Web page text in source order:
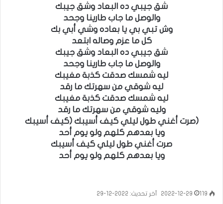
شق جيبي ده البعاد وشق جيبك
والوصل ما جاب طارينا وجحد
وش تبي بي يا بعاده وشي أبي بك
كل ما عزم وصاله ابتعد
شق جيبي ده البعاد وشق جيبك
والوصل ما جاب طارينا وجحد
ليه شمسك صدقت كذبة مغيبك
ليه شوقي من سهرتك ما رقد
ليه شمسك صدقت كذبة مغيبك
وليه شوقي من سهرتك ما رقد
(صرت أغني طول ليلي كيف أسيبك (كيف أسيبك
ويا بعدهم كلهم ولو يوم أحد
صرت أغني طول ليلي كيف أسيبك
ويا بعدهم كلهم ولو يوم أحد
2022-12-29 آخر تحديث: 2022-12-29 119